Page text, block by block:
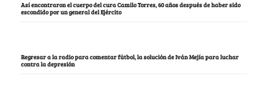
Así encontraron el cuerpo del cura Camilo Torres, 60 años después de haber sido
escondido por un general del Ejército
Regresar a la radio para comentar fútbol, la solución de Iván Mejía para luchar
contra la depresión